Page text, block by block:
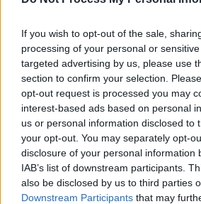
If you wish to opt-out of the sale,
processing of your personal or
targeted advertising by us, please use
section to confirm your selection.
opt-out request is processed you may
interest-based ads based on personal
us or personal information disclosed to
your opt-out. You may separately opt-
disclosure of your personal information
IAB’s list of downstream participants.
also be disclosed by us to third parties
Downstream Participants that may
Τηλεόραση|11.05.2026 15:10
ΑΝΤ1: Ξεκίνησαν τα
νέα εκπομπή «Extreme
Edition» - Τα πρώτα
Ο Σπύρος Σούλης και οι
σήκωσαν τα μανίκια και
γκρεμίσματα… και τα